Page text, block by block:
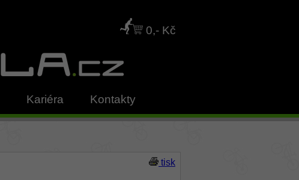
0,- Kč
Kariéra Kontakty
tisk